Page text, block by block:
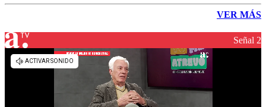
VER MÁS
Señal 2